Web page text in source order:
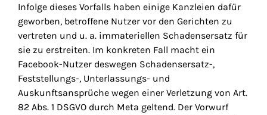
Infolge dieses Vorfalls haben einige Kanzleien dafür
geworben, betroffene Nutzer vor den Gerichten zu
vertreten und u. a. immateriellen Schadensersatz für
sie zu erstreiten. Im konkreten Fall macht ein
Facebook-Nutzer deswegen Schadensersatz-,
Feststellungs-, Unterlassungs- und
Auskunftsansprüche wegen einer Verletzung von Art.
82 Abs. 1 DSGVO durch Meta geltend. Der Vorwurf